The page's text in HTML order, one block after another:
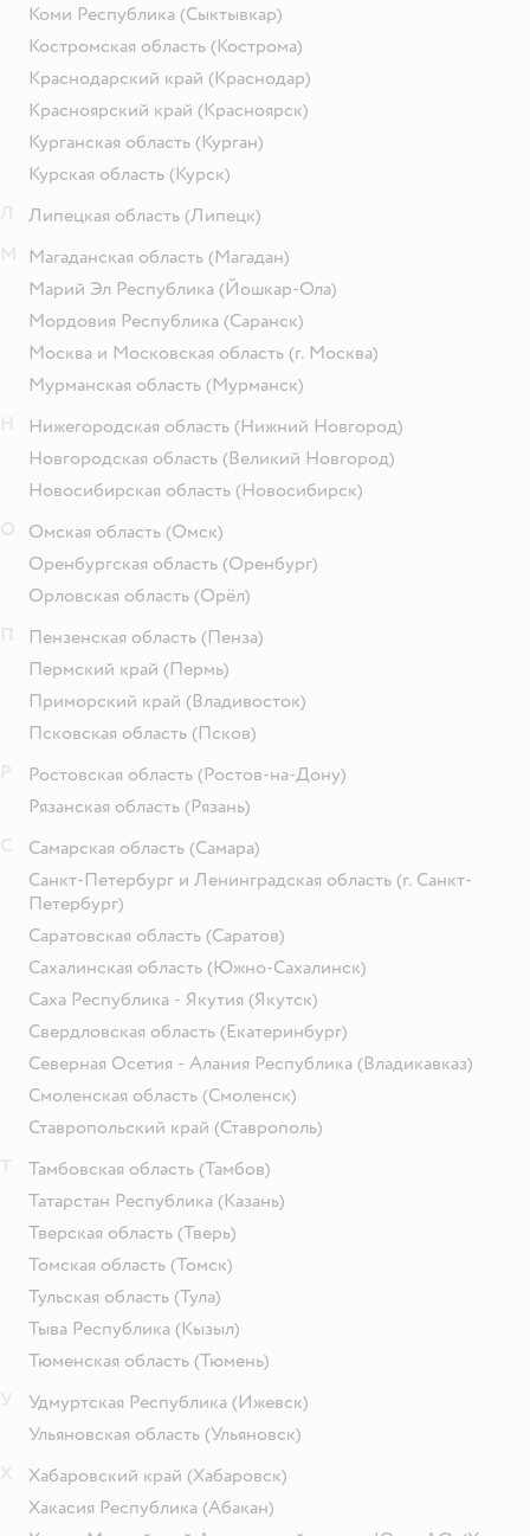
Коми Республика (Сыктывкар)
Костромская область (Кострома)
Краснодарский край (Краснодар)
Красноярский край (Красноярск)
Курганская область (Курган)
Курская область (Курск)
Липецкая область (Липецк)
Магаданская область (Магадан)
Марий Эл Республика (Йошкар-Ола)
Мордовия Республика (Саранск)
Москва и Московская область (г. Москва)
Мурманская область (Мурманск)
Нижегородская область (Нижний Новгород)
Новгородская область (Великий Новгород)
Новосибирская область (Новосибирск)
Омская область (Омск)
Оренбургская область (Оренбург)
Орловская область (Орёл)
Пензенская область (Пенза)
Пермский край (Пермь)
Приморский край (Владивосток)
Псковская область (Псков)
Ростовская область (Ростов-на-Дону)
Рязанская область (Рязань)
Самарская область (Самара)
Санкт-Петербург и Ленинградская область (г. Санкт-
Петербург)
Саратовская область (Саратов)
Сахалинская область (Южно-Сахалинск)
Саха Республика - Якутия (Якутск)
Свердловская область (Екатеринбург)
Северная Осетия - Алания Республика (Владикавказ)
Смоленская область (Смоленск)
Ставропольский край (Ставрополь)
Тамбовская область (Тамбов)
Татарстан Республика (Казань)
Тверская область (Тверь)
Томская область (Томск)
Тульская область (Тула)
Тыва Республика (Кызыл)
Тюменская область (Тюмень)
Удмуртская Республика (Ижевск)
Ульяновская область (Ульяновск)
Хабаровский край (Хабаровск)
Хакасия Республика (Абакан)